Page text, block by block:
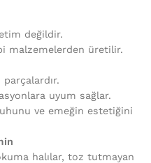
değildir.
malzemelerden üretilir.
parçalardır.
uyum sağlar.
ve emeğin estetiğini
halılar, toz tutmayan